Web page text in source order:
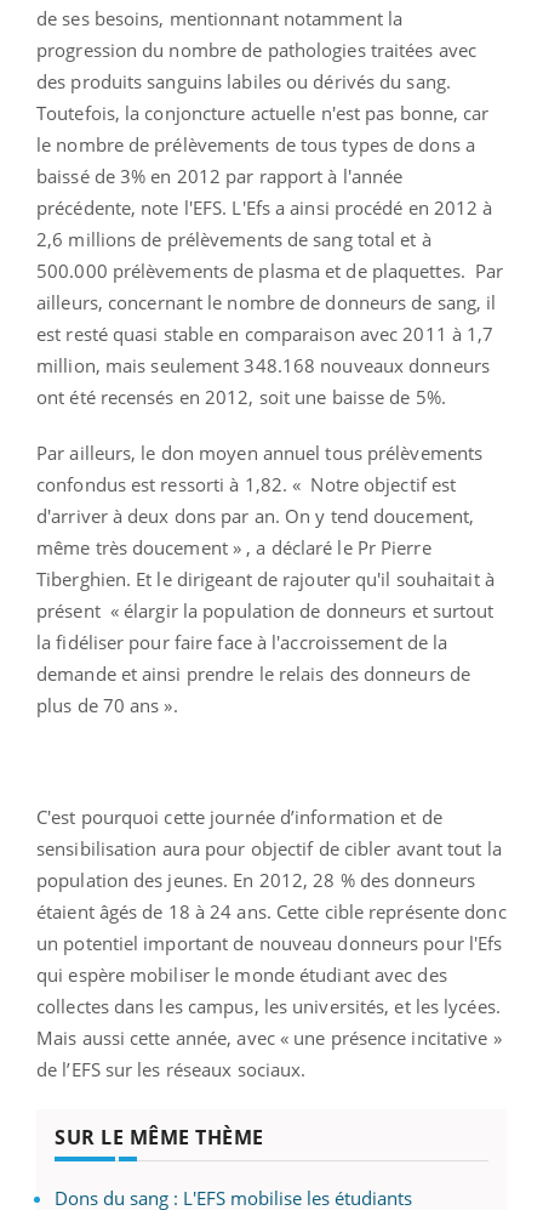
de ses besoins, mentionnant notamment la
progression du nombre de pathologies traitées avec
des produits sanguins labiles ou dérivés du sang.
Toutefois, la conjoncture actuelle n'est pas bonne, car
le nombre de prélèvements de tous types de dons a
baissé de 3% en 2012 par rapport à l'année
précédente, note l'EFS. L'Efs a ainsi procédé en 2012 à
2,6 millions de prélèvements de sang total et à
500.000 prélèvements de plasma et de plaquettes. Par
ailleurs, concernant le nombre de donneurs de sang, il
est resté quasi stable en comparaison avec 2011 à 1,7
million, mais seulement 348.168 nouveaux donneurs
ont été recensés en 2012, soit une baisse de 5%.
Par ailleurs, le don moyen annuel tous prélèvements
confondus est ressorti à 1,82. « Notre objectif est
d'arriver à deux dons par an. On y tend doucement,
même très doucement » , a déclaré le Pr Pierre
Tiberghien. Et le dirigeant de rajouter qu'il souhaitait à
présent « élargir la population de donneurs et surtout
la fidéliser pour faire face à l'accroissement de la
demande et ainsi prendre le relais des donneurs de
plus de 70 ans ».
C'est pourquoi cette journée d’information et de
sensibilisation aura pour objectif de cibler avant tout la
population des jeunes. En 2012, 28 % des donneurs
étaient âgés de 18 à 24 ans. Cette cible représente donc
un potentiel important de nouveau donneurs pour l'Efs
qui espère mobiliser le monde étudiant avec des
collectes dans les campus, les universités, et les lycées.
Mais aussi cette année, avec « une présence incitative »
de l’EFS sur les réseaux sociaux.
SUR LE MÊME THÈME
Dons du sang : L'EFS mobilise les étudiants